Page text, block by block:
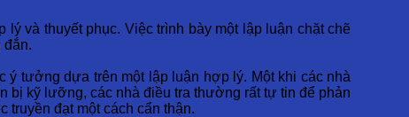
và thuyết phục. Việc trình bày một lập luận chặt chẽ
đắn.
tưởng dựa trên một lập luận hợp lý. Một khi các nhà
bị kỹ lưỡng, các nhà điều tra thường rất tự tin để phản
đạt một cách cẩn thận.